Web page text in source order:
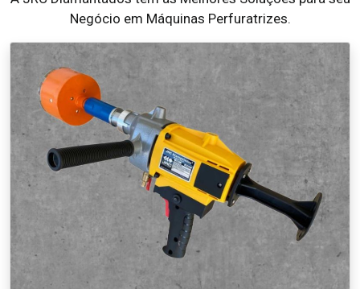
Negócio em Máquinas Perfuratrizes.